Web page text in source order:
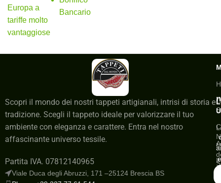
Europa a
tariffe molto
vantaggiose
Bancario
Scopri il mondo dei nostri tappeti artigianali, intrisi di storia e
tradizione. Scegli il tappeto ideale per valorizzare il tuo
ambiente con eleganza e carattere. Entra nel nostro
affascinante universo tessile.
Partita IVA. 07812140965
Viale Duca degli Abruzzi, 171 –25124 Brescia BS